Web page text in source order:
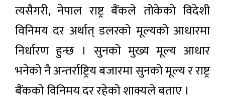
त्यसैगरी, नेपाल राष्ट्र बैंकले तोकेको विदेशी
विनिमय दर अर्थात् डलरको मूल्यको आधारमा
निर्धारण हुन्छ । सुनको मुख्य मूल्य आधार
भनेको नै अन्तर्राष्ट्रिय बजारमा सुनको मूल्य र राष्ट्र
बैंकको विनिमय दर रहेको शाक्यले बताए ।